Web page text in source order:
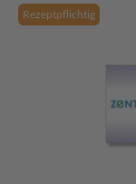
Rezeptpflichtig